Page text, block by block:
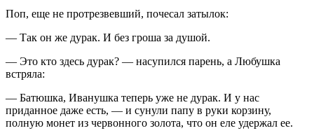
Поп, еще не протрезвевший, почесал затылок:
— Так он же дурак. И без гроша за душой.
— Это кто здесь дурак? — насупился парень, а Любушка
встряла:
— Батюшка, Иванушка теперь уже не дурак. И у нас
приданное даже есть, — и сунули папу в руки корзину,
полную монет из червонного золота, что он еле удержал ее.